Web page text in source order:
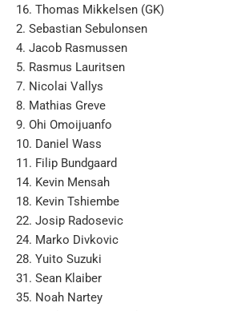
16. Thomas Mikkelsen (GK)
2. Sebastian Sebulonsen
4. Jacob Rasmussen
5. Rasmus Lauritsen
7. Nicolai Vallys
8. Mathias Greve
9. Ohi Omoijuanfo
10. Daniel Wass
11. Filip Bundgaard
14. Kevin Mensah
18. Kevin Tshiembe
22. Josip Radosevic
24. Marko Divkovic
28. Yuito Suzuki
31. Sean Klaiber
35. Noah Nartey